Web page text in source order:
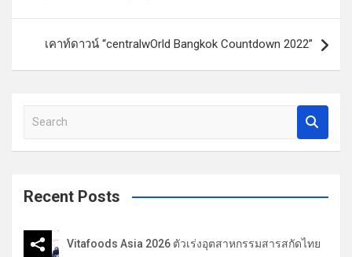
เคาท์ดาวน์​ “centralwOrld Bangkok Countdown 2022”
a
c
Recent Posts
Vitafoods Asia 2026 ตัวเร่งอุตสาหกรรมสารสกัดไทย